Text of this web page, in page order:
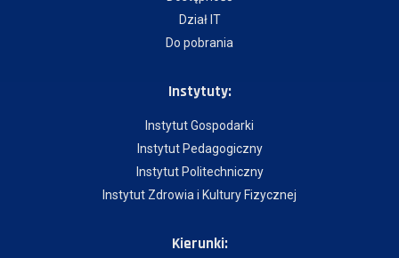
Dział IT
Do pobrania
Instytuty:
Instytut Gospodarki
Instytut Pedagogiczny
Instytut Politechniczny
Instytut Zdrowia i Kultury Fizycznej
Kierunki: